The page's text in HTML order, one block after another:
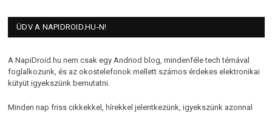
ÜDV A NAPIDROID.HU-N!
A NapiDroid.hu nem csak egy Andriod blog, mindenféle tech témával
foglalkozunk, és az okostelefonok mellett számos érdekes elektronikai
kütyüt igyekszünk bemutatni.
Minden nap friss cikkekkel, hírekkel jelentkezünk, igyekszünk azonnal